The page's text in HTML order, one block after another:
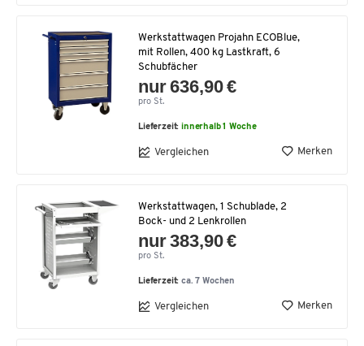
Werkstattwagen Projahn ECOBlue,
mit Rollen, 400 kg Lastkraft, 6
Schubfächer
nur 636,90 €
pro St.
Lieferzeit:innerhalb 1 Woche
Vergleichen Merken
Werkstattwagen, 1 Schublade, 2
Bock- und 2 Lenkrollen
nur 383,90 €
pro St.
Lieferzeit:ca. 7 Wochen
Vergleichen Merken